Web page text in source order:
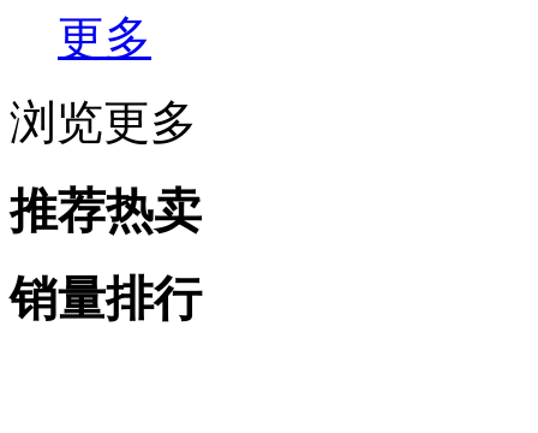
更多
浏览更多
推荐热卖
销量排行